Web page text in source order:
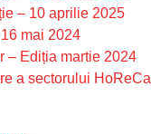
– 10 aprilie 2025
mai 2024
– Ediția martie 2024
a sectorului HoReCa